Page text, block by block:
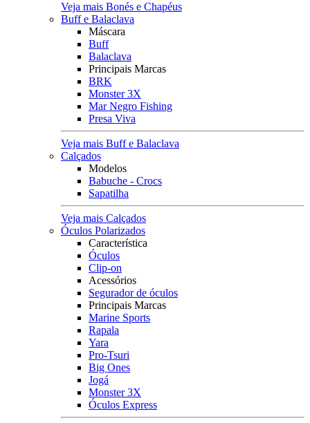
Veja mais Bonés e Chapéus
Buff e Balaclava
Máscara
Buff
Balaclava
Principais Marcas
BRK
Monster 3X
Mar Negro Fishing
Presa Viva
Veja mais Buff e Balaclava
Calçados
Modelos
Babuche - Crocs
Sapatilha
Veja mais Calçados
Óculos Polarizados
Característica
Óculos
Clip-on
Acessórios
Segurador de óculos
Principais Marcas
Marine Sports
Rapala
Yara
Pro-Tsuri
Big Ones
Jogá
Monster 3X
Óculos Express